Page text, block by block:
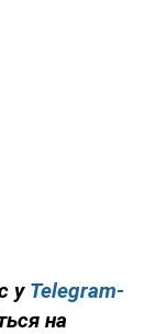
у Telegram-
на